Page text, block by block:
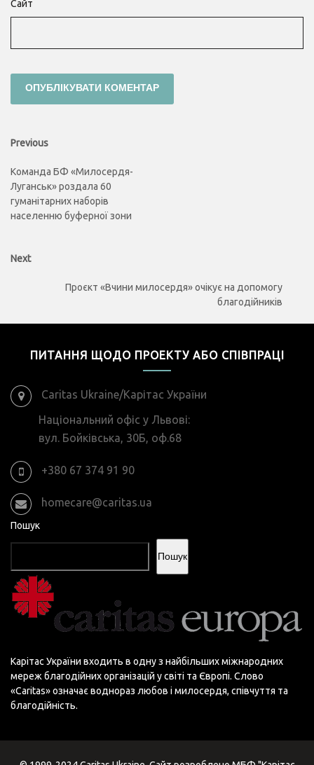
Сайт
Навігація
записів
Previous
Previous
Команда БФ «Милосердя-
Луганськ» роздала 60
гуманітарних наборів
населенню буферної зони
Next
Next
Проєкт «Вчини милосердя» очікує на допомогу
благодійників
ПИТАННЯ ЩОДО ПРОЕКТУ АБО СПІВПРАЦІ
Caritas Ukraine/Карітас України
Національний офіс у Львові:
вул. Бойківська, 30Б, оф.68
+380 67 374 91 90
homecare@caritas.ua
Пошук
Пошук
Карітас України входить в одну з найбільших міжнародних
мереж благодійних організацій у світі та Європі. Слово
«Сaritas» означає воднораз любов і милосердя, співчуття та
благодійність.